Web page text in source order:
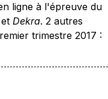
ligne à l'épreuve du
et Dekra. 2 autres
trimestre 2017 :